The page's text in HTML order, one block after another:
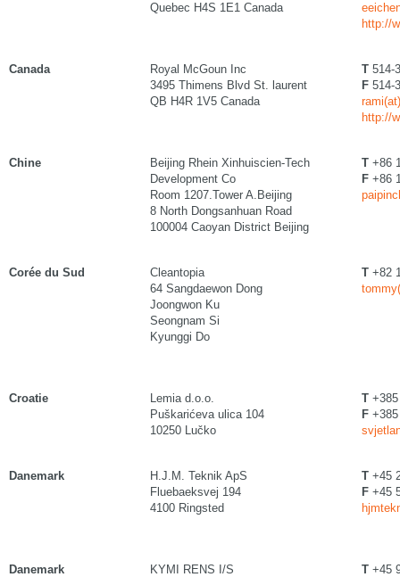
Quebec H4S 1E1 Canada
http://
Canada
Royal McGoun Inc
3495 Thimens Blvd St. laurent
QB H4R 1V5 Canada
T 514-
F 514-
http://
Chine
Beijing Rhein Xinhuiscien-Tech
Development Co
Room 1207.Tower A.Beijing
8 North Dongsanhuan Road
100004 Caoyan District Beijing
T +86
F +86
Corée du Sud
Cleantopia
64 Sangdaewon Dong
Joongwon Ku
Seongnam Si
Kyunggi Do
T +82
Croatie
Lemia d.o.o.
Puškarićeva ulica 104
10250 Lučko
T
F
Danemark
H.J.M. Teknik ApS
Fluebaeksvej 194
4100 Ringsted
T +45
F +45
Danemark
KYMI RENS I/S
T +45